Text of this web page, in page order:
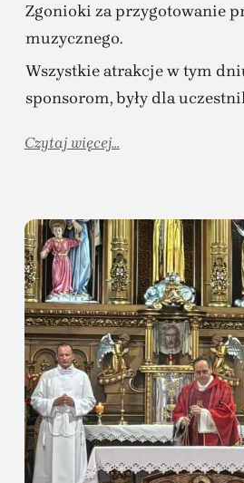
Zgonioki za przygotowanie
muzycznego.
Wszystkie atrakcje w tym
sponsorom, były dla
Czytaj więcej...